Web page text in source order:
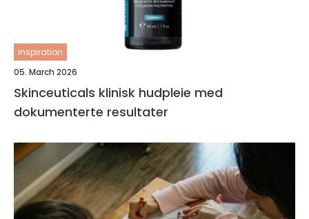
inspiration
05. March 2026
Skinceuticals klinisk hudpleie med
dokumenterte resultater